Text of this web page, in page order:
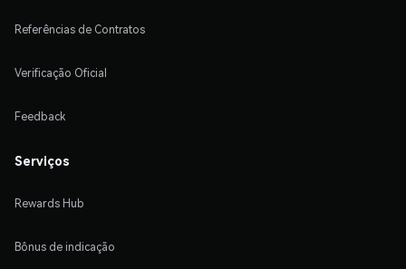
Referências de Contratos
Verificação Oficial
Feedback
Serviços
Rewards Hub
Bônus de indicação